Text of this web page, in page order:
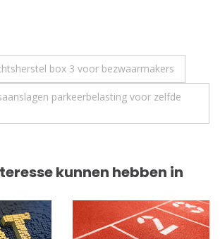
box 3 voor bezwaarmakers
parkeerbelasting voor zelfde
kunnen hebben in